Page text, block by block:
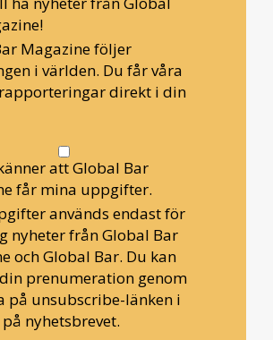
Magazine följer
i världen. Du får våra
direkt i din
att Global Bar
får mina uppgifter.
används endast för
nyheter från Global Bar
och Global Bar. Du kan
prenumeration genom
på unsubscribe-länken i
nyhetsbrevet.